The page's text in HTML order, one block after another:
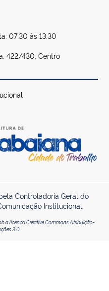
07:30 às 13:30
422/430, Centro
Controladoria Geral do
Institucional.
a licença Creative Commons Atribuição-
3.0